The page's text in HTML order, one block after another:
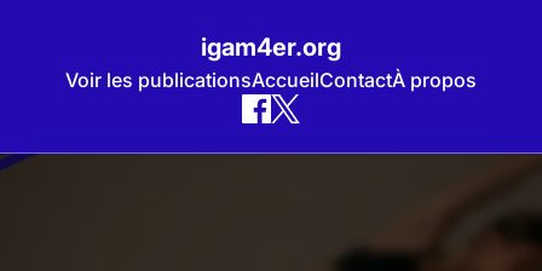
igam4er.org
Voir les publicationsAccueilContactÀ propos
Skip